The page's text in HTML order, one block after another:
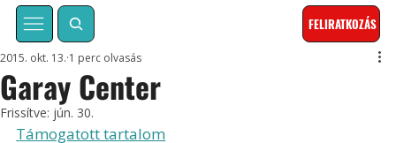
FELIRATKOZÁS
Garay Center
2015. okt. 13. 1 perc olvasás
Frissítve: jún. 30.
Támogatott tartalom